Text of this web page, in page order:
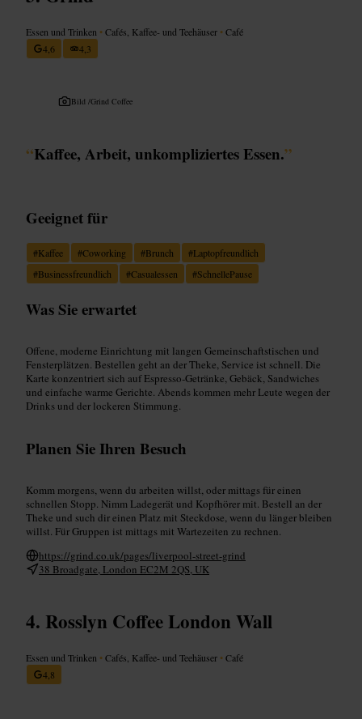
Essen und Trinken •Cafés, Kaffee- und Teehäuser •Café
4,6
4,3
Bild /Grind Coffee
“Kaffee, Arbeit, unkompliziertes Essen.”
Geeignet für
#Kaffee #Coworking #Brunch #Laptopfreundlich
#Businessfreundlich #Casualessen #SchnellePause
Was Sie erwartet
Offene, moderne Einrichtung mit langen Gemeinschaftstischen und
Fensterplätzen. Bestellen geht an der Theke, Service ist schnell. Die
Karte konzentriert sich auf Espresso‑Getränke, Gebäck, Sandwiches
und einfache warme Gerichte. Abends kommen mehr Leute wegen der
Drinks und der lockeren Stimmung.
Planen Sie Ihren Besuch
Komm morgens, wenn du arbeiten willst, oder mittags für einen
schnellen Stopp. Nimm Ladegerät und Kopfhörer mit. Bestell an der
Theke und such dir einen Platz mit Steckdose, wenn du länger bleiben
willst. Für Gruppen ist mittags mit Wartezeiten zu rechnen.
https://grind.co.uk/pages/liverpool-street-grind
38 Broadgate, London EC2M 2QS, UK
Rosslyn Coffee London Wall
Essen und Trinken •Cafés, Kaffee- und Teehäuser •Café
4,8